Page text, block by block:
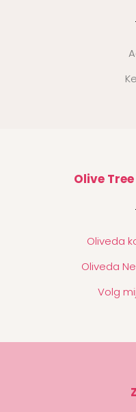
Olive
Oliveda
Oliveda
Volg